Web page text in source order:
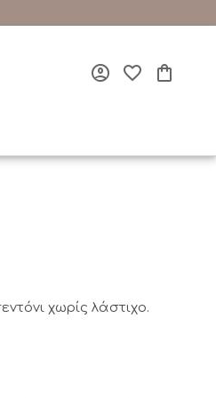
χωρίς λάστιχο.